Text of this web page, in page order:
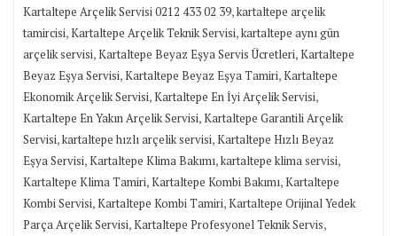
Kartaltepe Arçelik Servisi 0212 433 02 39,kartaltepe arçelik
tamircisi,Kartaltepe Arçelik Teknik Servisi,kartaltepe aynı gün
arçelik servisi,Kartaltepe Beyaz Eşya Servis Ücretleri,Kartaltepe
Beyaz Eşya Servisi,Kartaltepe Beyaz Eşya Tamiri,Kartaltepe
Ekonomik Arçelik Servisi,Kartaltepe En İyi Arçelik Servisi,
Kartaltepe En Yakın Arçelik Servisi,Kartaltepe Garantili Arçelik
Servisi,kartaltepe hızlı arçelik servisi,Kartaltepe Hızlı Beyaz
Eşya Servisi,Kartaltepe Klima Bakımı,kartaltepe klima servisi,
Kartaltepe Klima Tamiri,Kartaltepe Kombi Bakımı,Kartaltepe
Kombi Servisi,Kartaltepe Kombi Tamiri,Kartaltepe Orijinal Yedek
Parça Arçelik Servisi,Kartaltepe Profesyonel Teknik Servis,